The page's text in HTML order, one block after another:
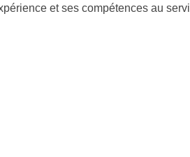
et ses compétences au